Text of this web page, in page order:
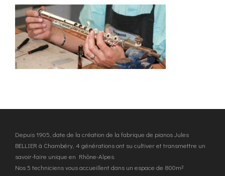
Depuis 1905, date de la création de la fabrique de pianos Jules
BELLIER à Chambéry, 4 générations ont su cultiver et transmettre un
savoir-faire unique en Rhône-Alpes.
Nos 5 techniciens vous accueillent dans un espace de 800m²